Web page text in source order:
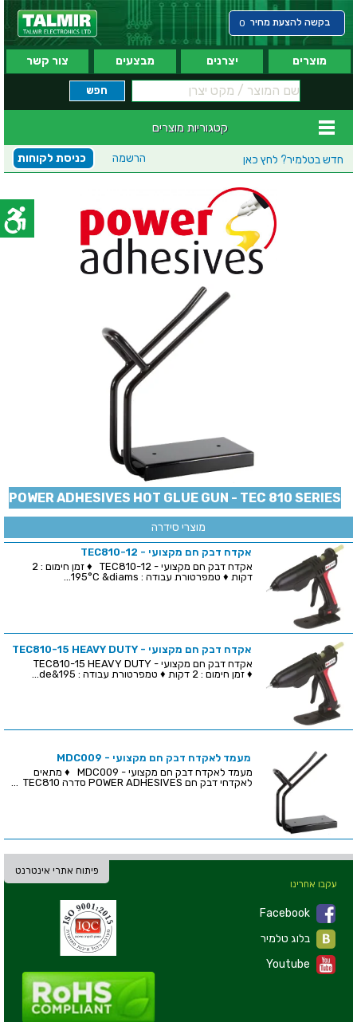
בקשה להצעת מחיר 0
מוצרים יצרנים מבצעים צור קשר
קטגוריות מוצרים
חדש בטלמיר? לחץ כאן כניסת לקוחות הרשמה
POWER ADHESIVES HOT GLUE GUN - TEC 810 SERIES
מוצרי סידרה
אקדח דבק חם מקצועי - TEC810-12
אקדח דבק חם מקצועי - TEC810-12 ♦ זמן חימום : 2
דקות ♦ טמפרטורת עבודה : 195°C &diams...
אקדח דבק חם מקצועי - TEC810-15 HEAVY DUTY
♦ זמן חימום : 2 דקות ♦ טמפרטורת עבודה : 195&de...
מעמד לאקדח דבק חם מקצועי - MDC009
מעמד לאקדח דבק חם מקצועי - MDC009 ♦ מתאים
לאקדחי דבק חם POWER ADHESIVES סדרה TEC810 ...
פיתוח אתרי אינטרנט
עקבו אחרינו
Facebook
Youtube